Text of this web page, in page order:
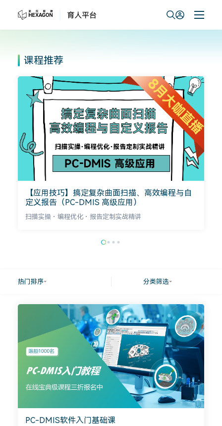
课程推荐
计量新手轻松入门学系列
零基础小白、职场新人、质检和一线技术人员打造的轻量
化、好上手、全实战入门成长课程
热门排序 分类筛选
PC-DMIS软件入门基础课